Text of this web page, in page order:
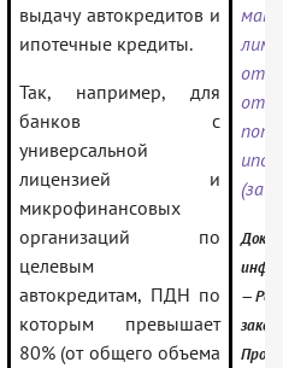
выдачу автокредитов и
ипотечные кредиты.
Так, например, для
банков с
универсальной
лицензией и
микрофинансовых
организаций по
целевым
автокредитам, ПДН по
которым превышает
80% (от общего объема
—
Проф)